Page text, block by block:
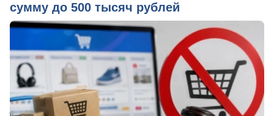
сумму до 500 тысяч рублей